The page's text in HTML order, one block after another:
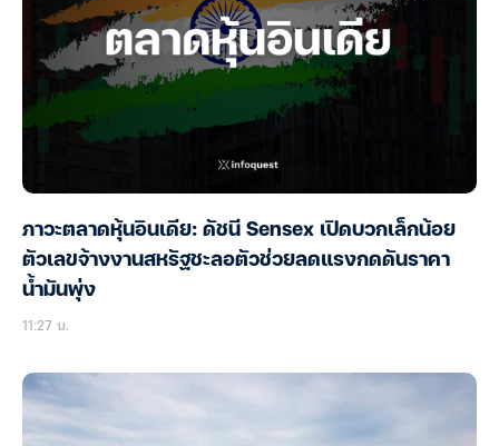
ภาวะตลาดหุ้นอินเดีย: ดัชนี Sensex เปิดบวกเล็กน้อย
ตัวเลขจ้างงานสหรัฐชะลอตัวช่วยลดแรงกดดันราคา
น้ำมันพุ่ง
11:27 น.